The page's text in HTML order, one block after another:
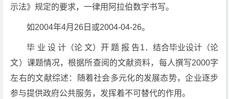
示法》规定的要求，一律用阿拉伯数字书写。
如2004年4月26日或2004-04-26。
毕 业 设 计（论 文）开 题 报 告1．结合毕业设计（论
文）课题情况，根据所查阅的文献资料，每人撰写2000字
左右的文献综述：随着社会多元化的发展态势，企业逐步
参与提供政府公共服务，发挥着不可替代的作用。